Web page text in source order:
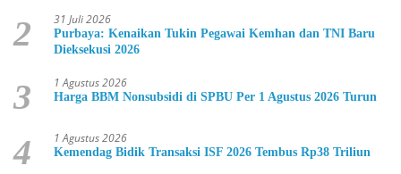
2 31 Juli 2026
Purbaya: Kenaikan Tukin Pegawai Kemhan dan TNI Baru
Dieksekusi 2026
3 1 Agustus 2026
Harga BBM Nonsubsidi di SPBU Per 1 Agustus 2026 Turun
4 1 Agustus 2026
Kemendag Bidik Transaksi ISF 2026 Tembus Rp38 Triliun